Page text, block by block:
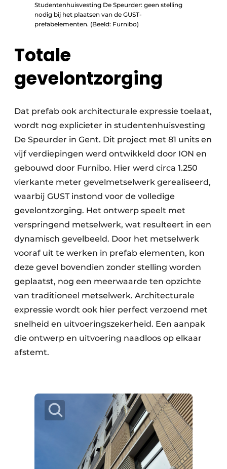
Studentenhuisvesting De Speurder: geen stelling
nodig bij het plaatsen van de GUST-
prefabelementen. (Beeld: Furnibo)
Totale
gevelontzorging
Dat prefab ook architecturale expressie toelaat,
wordt nog explicieter in studentenhuisvesting
De Speurder in Gent. Dit project met 81 units en
vijf verdiepingen werd ontwikkeld door ION en
gebouwd door Furnibo. Hier werd circa 1.250
vierkante meter gevelmetselwerk gerealiseerd,
waarbij GUST instond voor de volledige
gevelontzorging. Het ontwerp speelt met
verspringend metselwerk, wat resulteert in een
dynamisch gevelbeeld. Door het metselwerk
vooraf uit te werken in prefab elementen, kon
deze gevel bovendien zonder stelling worden
geplaatst, nog een meerwaarde ten opzichte
van traditioneel metselwerk. Architecturale
expressie wordt ook hier perfect verzoend met
snelheid en uitvoeringszekerheid. Een aanpak
die ontwerp en uitvoering naadloos op elkaar
afstemt.